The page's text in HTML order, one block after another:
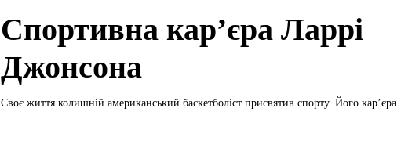
Спортивна кар’єра Ларрі
Джонсона
Своє життя колишній американський баскетболіст присвятив спорту. Його кар’єра...